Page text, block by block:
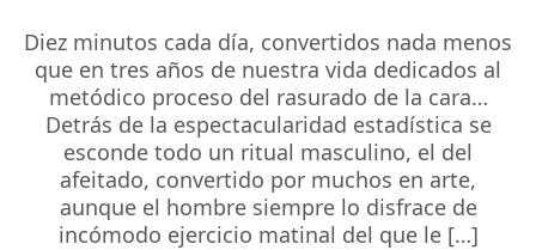
Diez minutos cada día, convertidos nada menos
que en tres años de nuestra vida dedicados al
metódico proceso del rasurado de la cara…
Detrás de la espectacularidad estadística se
esconde todo un ritual masculino, el del
afeitado, convertido por muchos en arte,
aunque el hombre siempre lo disfrace de
incómodo ejercicio matinal del que le […]